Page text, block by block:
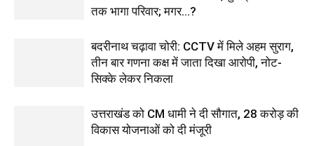
तक भागा परिवार; मगर…?
बदरीनाथ चढ़ावा चोरी: CCTV में मिले अहम सुराग,
तीन बार गणना कक्ष में जाता दिखा आरोपी, नोट-
सिक्के लेकर निकला
उत्तराखंड को CM धामी ने दी सौगात, 28 करोड़ की
विकास योजनाओं को दी मंजूरी